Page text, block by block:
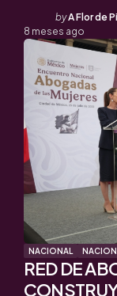
Posted
by
byA Flor de
8 meses ago
NACIONAL
RED DE